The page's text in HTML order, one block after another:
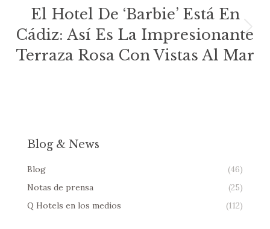
Publicación
siguiente:
El Hotel De ‘Barbie’ Está En
Cádiz: Así Es La Impresionante
Terraza Rosa Con Vistas Al Mar
Blog & News
Blog
(46)
Notas de prensa
(25)
Q Hotels en los medios
(112)